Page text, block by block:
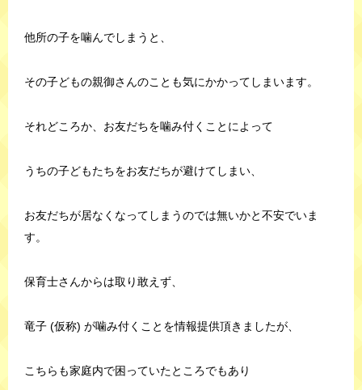
他所の子を噛んでしまうと、
その子どもの親御さんのことも気にかかってしまいます。
それどころか、お友だちを噛み付くことによって
うちの子どもたちをお友だちが避けてしまい、
お友だちが居なくなってしまうのでは無いかと不安でいま
す。
保育士さんからは取り敢えず、
竜子 (仮称) が噛み付くことを情報提供頂きましたが、
こちらも家庭内で困っていたところでもあり